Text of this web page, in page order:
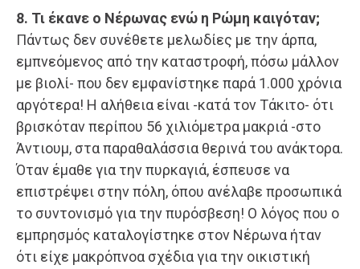
8. Τι έκανε ο Νέρωνας ενώ η Ρώμη καιγόταν;
Πάντως δεν συνέθετε μελωδίες με την άρπα,
εμπνεόμενος από την καταστροφή, πόσω μάλλον
με βιολί- που δεν εμφανίστηκε παρά 1.000 χρόνια
αργότερα! Η αλήθεια είναι -κατά τον Τάκιτο- ότι
βρισκόταν περίπου 56 χιλιόμετρα μακριά -στο
Άντιουμ, στα παραθαλάσσια θερινά του ανάκτορα.
Όταν έμαθε για την πυρκαγιά, έσπευσε να
επιστρέψει στην πόλη, όπου ανέλαβε προσωπικά
το συντονισμό για την πυρόσβεση! Ο λόγος που ο
εμπρησμός καταλογίστηκε στον Νέρωνα ήταν
ότι είχε μακρόπνοα σχέδια για την οικιστική